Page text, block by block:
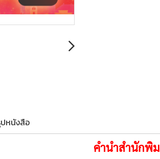
หนังสือ
คำนำสำนักพิ